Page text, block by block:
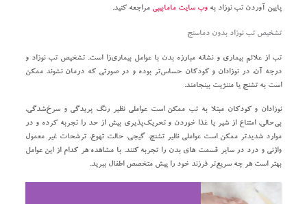
پایین آوردن تب نوزاد به وب سایت مامابیبی مراجعه کنید.
تشخیص تب نوزاد بدون دماسنج
تب از علائم بیماری و نشانه مبارزه بدن با عوامل بیماری‌زا است. تشخیص تب نوزاد و
درجه آن، در نوزادان و کودکان حساس‌تر بوده و در صورتی که درمان نشوند ممکن
است به تشنج یا مننژیت بینجامند.
نوزادان و کودکان مبتلا به تب ممکن است عواملی نظیر رنگ پریدگی و سرخ‌شدگی،
بی‌حالی، امتناع از شیر یا غذا خوردن و تحریک‌پذیری بیش از حد را تجربه کرده و در
موارد شدید‌تر ممکن است عواملی نظیر تشنج، گیجی، حالت تهوع، ترشحات غیر معمول
واژنی و درد در سایر قسمت های بدن را تجربه کنند. با مشاهده هر کدام از این عوامل
بهتر است هر چه سریع‌تر فرزند خود را پیش متخصص اطفال ببرید.